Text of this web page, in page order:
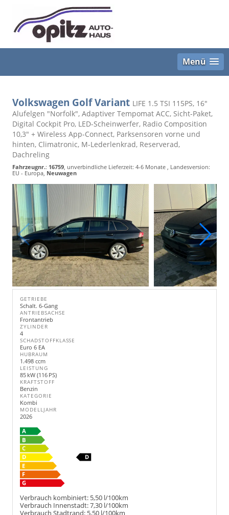
Menü
Volkswagen Golf Variant LIFE 1.5 TSI 115PS, 16"
Alufelgen "Norfolk", Adaptiver Tempomat ACC, Sicht-Paket,
Digital Cockpit Pro, LED-Scheinwerfer, Radio Composition
10,3" + Wireless App-Connect, Parksensoren vorne und
hinten, Climatronic, M-Lederlenkrad, Reserverad,
Dachreling
Fahrzeugnr.: 16759, unverbindliche Lieferzeit: 4-6 Monate , Landesversion:
EU - Europa, Neuwagen
GETRIEBE
Schalt. 6-Gang
ANTRIEBSACHSE
Frontantrieb
ZYLINDER
4
SCHADSTOFFKLASSE
Euro 6 EA
HUBRAUM
1.498 ccm
LEISTUNG
85 kW (116 PS)
KRAFTSTOFF
Benzin
KATEGORIE
Kombi
MODELLJAHR
2026
Verbrauch kombiniert: 5,50 l/100km
Verbrauch Innenstadt:7,30 l/100km
Verbrauch Stadtrand: 5,50 l/100km